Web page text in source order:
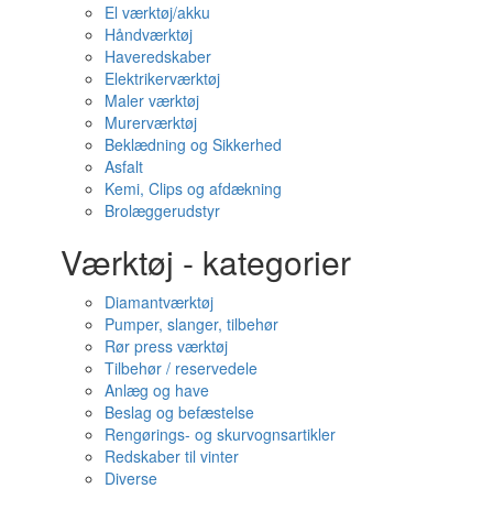
El værktøj/akku
Håndværktøj
Haveredskaber
Elektrikerværktøj
Maler værktøj
Murerværktøj
Beklædning og Sikkerhed
Asfalt
Kemi, Clips og afdækning
Brolæggerudstyr
Værktøj - kategorier
Diamantværktøj
Pumper, slanger, tilbehør
Rør press værktøj
Tilbehør / reservedele
Anlæg og have
Beslag og befæstelse
Rengørings- og skurvognsartikler
Redskaber til vinter
Diverse